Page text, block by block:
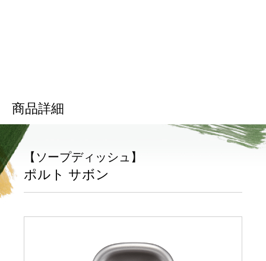
商品詳細
【ソープディッシュ】
ポルト サボン